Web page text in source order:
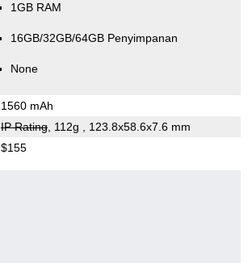
1GB RAM
16GB/32GB/64GB Penyimpanan
None
1560 mAh
IP Rating, 112g , 123.8x58.6x7.6 mm
$155